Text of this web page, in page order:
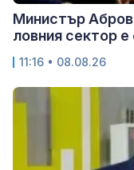
Министър
ловния сектор
11:16 • 08.08.26